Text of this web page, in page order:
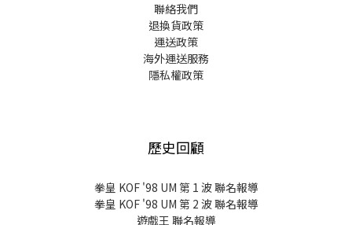
聯絡我們
退換貨政策
運送政策
海外運送服務
隱私權政策
歷史回顧
拳皇 KOF '98 UM 第 1 波 聯名報導
拳皇 KOF '98 UM 第 2 波 聯名報導
遊戲王 聯名報導